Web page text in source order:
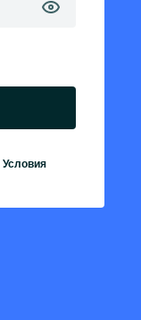
Условия